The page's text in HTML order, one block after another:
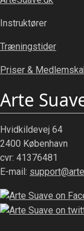
Instruktører
Træningstider
Priser &
Arte
Hvidkildevej 64
2400 København
cvr: 41376481
E-mail: